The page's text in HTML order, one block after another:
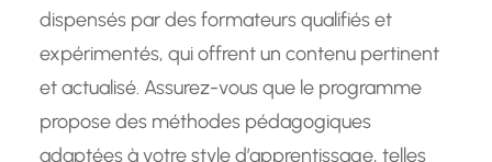
dispensés par des formateurs qualifiés et
expérimentés, qui offrent un contenu pertinent
et actualisé. Assurez-vous que le programme
propose des méthodes pédagogiques
adaptées à votre style d’apprentissage, telles